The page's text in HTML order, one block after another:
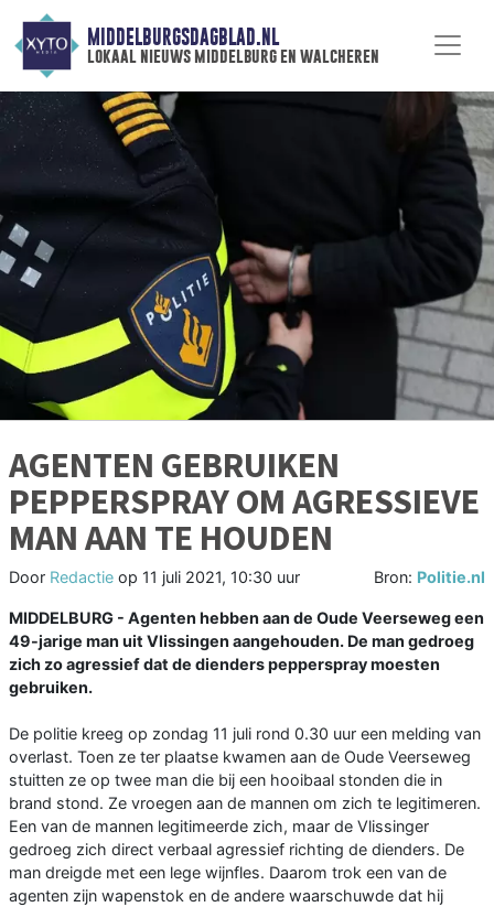
MIDDELBURGSDAGBLAD.NL
lokaal nieuws middelburg en walcheren
AGENTEN GEBRUIKEN
PEPPERSPRAY OM AGRESSIEVE
MAN AAN TE HOUDEN
Door Redactie op 11 juli 2021, 10:30 uur Bron: Politie.nl
MIDDELBURG - Agenten hebben aan de Oude Veerseweg een
49-jarige man uit Vlissingen aangehouden. De man gedroeg
zich zo agressief dat de dienders pepperspray moesten
gebruiken.
De politie kreeg op zondag 11 juli rond 0.30 uur een melding van
overlast. Toen ze ter plaatse kwamen aan de Oude Veerseweg
stuitten ze op twee man die bij een hooibaal stonden die in
brand stond. Ze vroegen aan de mannen om zich te legitimeren.
Een van de mannen legitimeerde zich, maar de Vlissinger
gedroeg zich direct verbaal agressief richting de dienders. De
man dreigde met een lege wijnfles. Daarom trok een van de
agenten zijn wapenstok en de andere waarschuwde dat hij